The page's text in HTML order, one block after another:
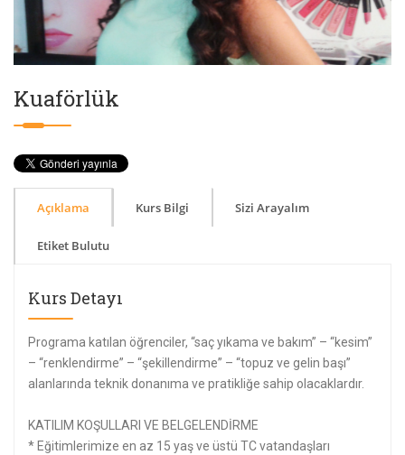
Kuaförlük
Açıklama Kurs Bilgi Sizi Arayalım
Etiket Bulutu
Kurs Detayı
Programa katılan öğrenciler, “saç yıkama ve bakım” – “kesim”
– “renklendirme” – “şekillendirme” – “topuz ve gelin başı”
alanlarında teknik donanıma ve pratikliğe sahip olacaklardır.
KATILIM KOŞULLARI VE BELGELENDİRME
* Eğitimlerimize en az 15 yaş ve üstü TC vatandaşları